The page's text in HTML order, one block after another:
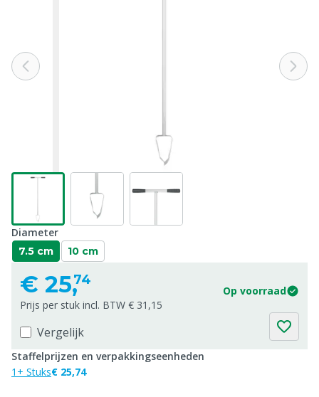
Diameter
7.5 cm 10 cm
€ 25,74
Op voorraad
Prijs per stuk incl. BTW € 31,15
Vergelijk
Staffelprijzen en verpakkingseenheden
1+ Stuks€ 25,74